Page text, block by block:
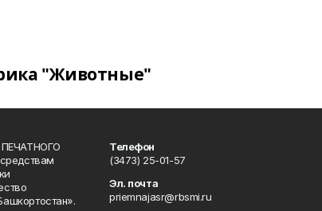
"Животные"
Телефон
(3473) 25-01-57
Эл. почта
priemnajasr@rbsmi.ru